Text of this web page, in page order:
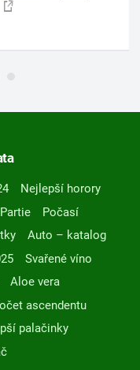
Nejlepší horory
Partie
Počasí
Auto – katalog
Svařené víno
Aloe vera
ascendentu
palačinky